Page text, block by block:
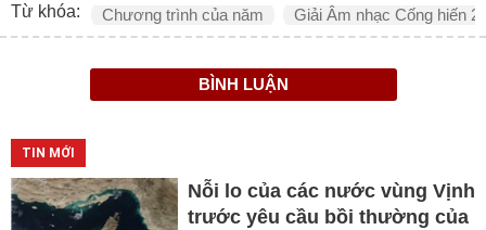
Từ khóa: Chương trình của năm Giải Âm nhạc Cống hiến
BÌNH LUẬN
TIN MỚI
Nỗi lo của các nước vùng Vịnh
trước yêu cầu bồi thường của